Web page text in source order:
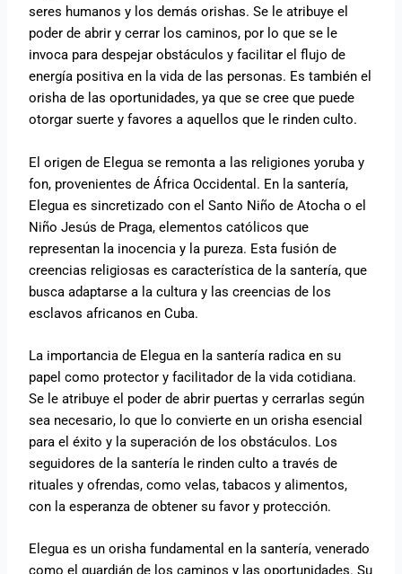
seres humanos y los demás orishas. Se le atribuye el
poder de abrir y cerrar los caminos, por lo que se le
invoca para despejar obstáculos y facilitar el flujo de
energía positiva en la vida de las personas. Es también el
orisha de las oportunidades, ya que se cree que puede
otorgar suerte y favores a aquellos que le rinden culto.
El origen de Elegua se remonta a las religiones yoruba y
fon, provenientes de África Occidental. En la santería,
Elegua es sincretizado con el Santo Niño de Atocha o el
Niño Jesús de Praga, elementos católicos que
representan la inocencia y la pureza. Esta fusión de
creencias religiosas es característica de la santería, que
busca adaptarse a la cultura y las creencias de los
esclavos africanos en Cuba.
La importancia de Elegua en la santería radica en su
papel como protector y facilitador de la vida cotidiana.
Se le atribuye el poder de abrir puertas y cerrarlas según
sea necesario, lo que lo convierte en un orisha esencial
para el éxito y la superación de los obstáculos. Los
seguidores de la santería le rinden culto a través de
rituales y ofrendas, como velas, tabacos y alimentos,
con la esperanza de obtener su favor y protección.
Elegua es un orisha fundamental en la santería, venerado